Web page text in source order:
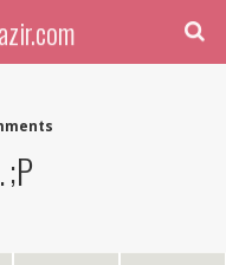
;p